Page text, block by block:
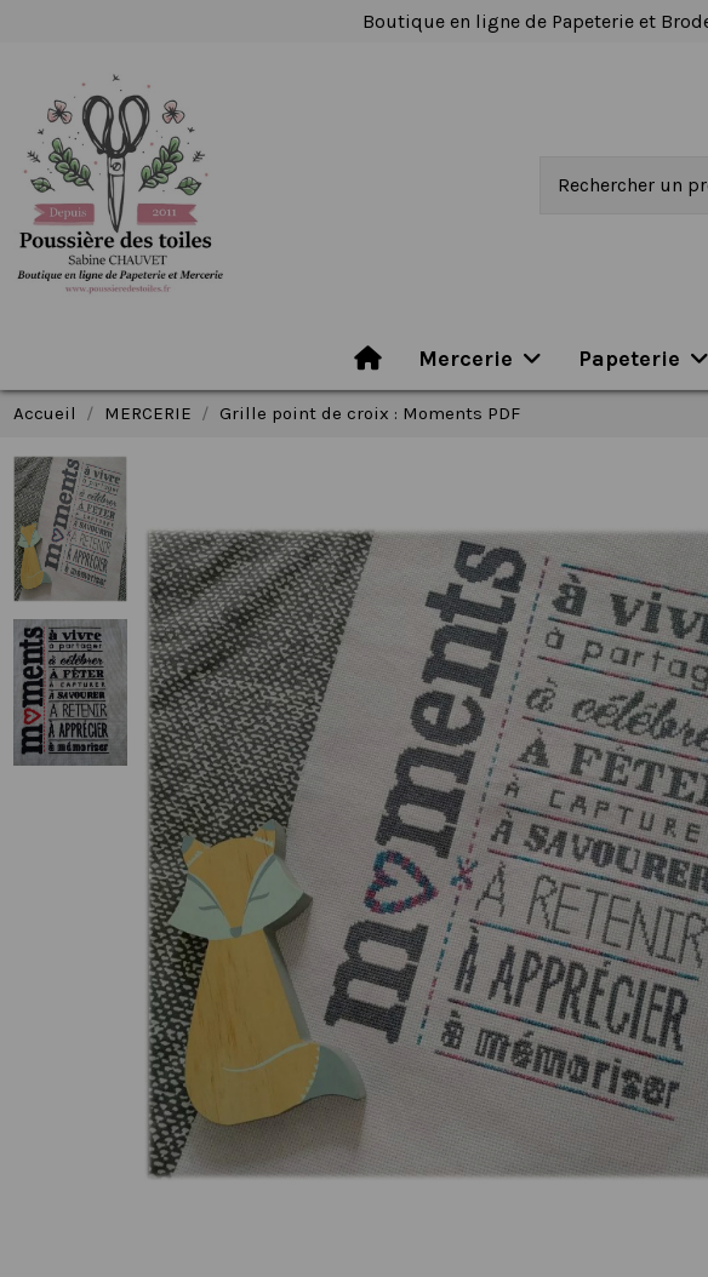
Boutique en ligne de Papeterie et
Mercerie Papeterie
Accueil MERCERIE Grille point de croix : Moments PDF